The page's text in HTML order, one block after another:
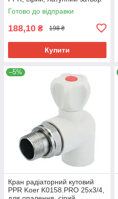
(KP0204)
Готово до відправки
188,10 ₴ 198 ₴
Купити
–5%
Кран радіаторний кутовий
PPR Koer K0158.PRO 25x3/4,